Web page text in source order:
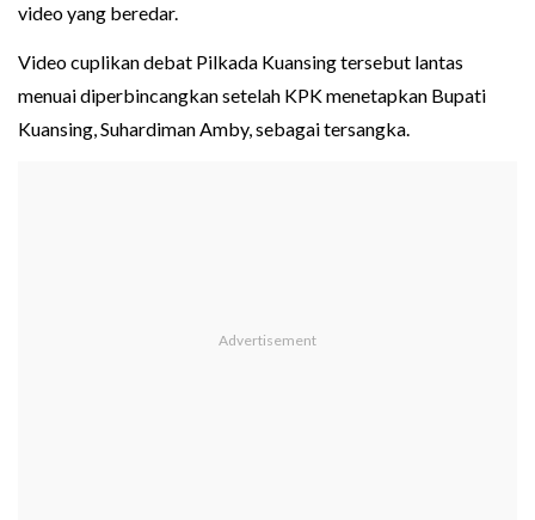
video yang beredar.
Video cuplikan debat Pilkada Kuansing tersebut lantas
menuai diperbincangkan setelah KPK menetapkan Bupati
Kuansing, Suhardiman Amby, sebagai tersangka.